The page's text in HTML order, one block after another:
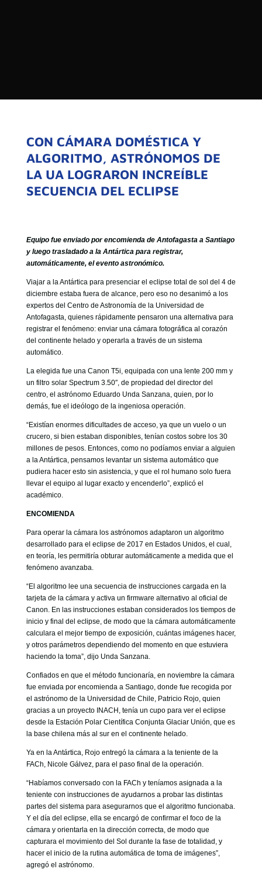
ESTADO DE CHILE
QUIENES SOMOS
MISIÓN
VISIÓN
GOBIERNO CORPORATIVO
NUESTRO EQUIPO
CON CÁMARA DOMÉSTICA Y
ALGORITMO, ASTRÓNOMOS DE
LA UA LOGRARON INCREÍBLE
SECUENCIA DEL ECLIPSE
Equipo fue enviado por encomienda de Antofagasta a Santiago
y luego trasladado a la Antártica para registrar,
automáticamente, el evento astronómico.
Viajar a la Antártica para presenciar el eclipse total de sol del 4 de
diciembre estaba fuera de alcance, pero eso no desanimó a los
expertos del Centro de Astronomía de la Universidad de
Antofagasta, quienes rápidamente pensaron una alternativa para
registrar el fenómeno: enviar una cámara fotográfica al corazón
del continente helado y operarla a través de un sistema
automático.
La elegida fue una Canon T5i, equipada con una lente 200 mm y
un filtro solar Spectrum 3.50″, de propiedad del director del
centro, el astrónomo Eduardo Unda Sanzana, quien, por lo
demás, fue el ideólogo de la ingeniosa operación.
“Existían enormes dificultades de acceso, ya que un vuelo o un
crucero, si bien estaban disponibles, tenían costos sobre los 30
millones de pesos. Entonces, como no podíamos enviar a alguien
a la Antártica, pensamos levantar un sistema automático que
pudiera hacer esto sin asistencia, y que el rol humano solo fuera
llevar el equipo al lugar exacto y encenderlo”, explicó el
académico.
ENCOMIENDA
Para operar la cámara los astrónomos adaptaron un algoritmo
desarrollado para el eclipse de 2017 en Estados Unidos, el cual,
en teoría, les permitiría obturar automáticamente a medida que el
fenómeno avanzaba.
“El algoritmo lee una secuencia de instrucciones cargada en la
tarjeta de la cámara y activa un firmware alternativo al oficial de
Canon. En las instrucciones estaban considerados los tiempos de
inicio y final del eclipse, de modo que la cámara automáticamente
calculara el mejor tiempo de exposición, cuántas imágenes hacer,
y otros parámetros dependiendo del momento en que estuviera
haciendo la toma”, dijo Unda Sanzana.
Confiados en que el método funcionaría, en noviembre la cámara
fue enviada por encomienda a Santiago, donde fue recogida por
el astrónomo de la Universidad de Chile, Patricio Rojo, quien
gracias a un proyecto INACH, tenía un cupo para ver el eclipse
desde la Estación Polar Científica Conjunta Glaciar Unión, que es
la base chilena más al sur en el continente helado.
Ya en la Antártica, Rojo entregó la cámara a la teniente de la
FACh, Nicole Gálvez, para el paso final de la operación.
“Habíamos conversado con la FACh y teníamos asignada a la
teniente con instrucciones de ayudarnos a probar las distintas
partes del sistema para asegurarnos que el algoritmo funcionaba.
Y el día del eclipse, ella se encargó de confirmar el foco de la
cámara y orientarla en la dirección correcta, de modo que
capturara el movimiento del Sol durante la fase de totalidad, y
hacer el inicio de la rutina automática de toma de imágenes”,
agregó el astrónomo.